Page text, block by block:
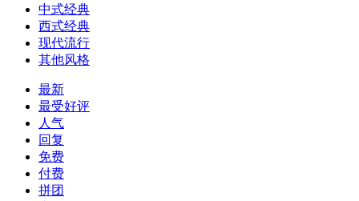
中式经典
西式经典
现代流行
其他风格
最新
最受好评
人气
回复
免费
付费
拼团